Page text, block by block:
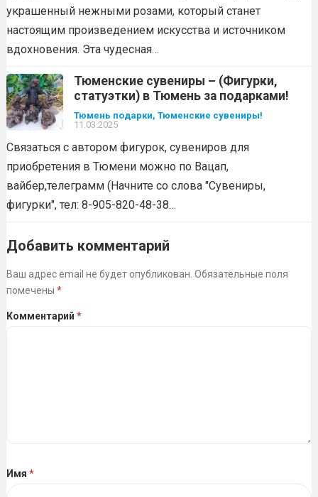
украшенный нежными розами, который станет
настоящим произведением искусства и источником
вдохновения. Эта чудесная…
Тюменские сувениры – (Фигурки,
статуэтки) в Тюмень за подарками!
Тюмень подарки, Тюменские сувениры!
11.03.2025
Связаться с автором фигурок, сувениров для
приобретения в Тюмени можно по Вацап,
вайбер,телеграмм (Начните со слова "Сувениры,
фигурки", тел: 8-905-820-48-38…
Добавить комментарий
Ваш адрес email не будет опубликован. Обязательные поля
помечены *
Комментарий *
Имя *